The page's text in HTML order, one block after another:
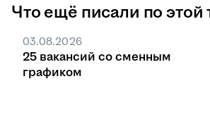
Что ещё писали по этой
03.08.2026
25 вакансий со сменным
графиком